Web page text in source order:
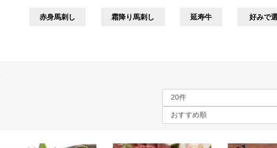
赤身馬刺し 霜降り馬刺し 延寿牛 好みで